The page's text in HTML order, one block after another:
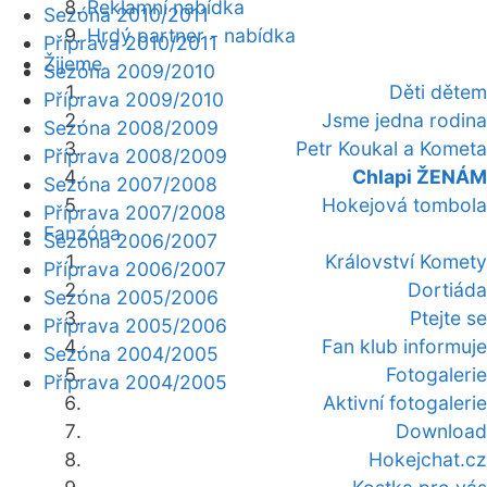
Reklamní nabídka
Hrdý partner - nabídka
Žijeme
Děti dětem
Jsme jedna rodina
Petr Koukal a Kometa
Chlapi ŽENÁM
Hokejová tombola
Fanzóna
Království Komety
Dortiáda
Ptejte se
Fan klub informuje
Fotogalerie
Aktivní fotogalerie
Download
Hokejchat.cz
Sezóna 2010/2011
Příprava 2010/2011
Sezóna 2009/2010
Příprava 2009/2010
Sezóna 2008/2009
Příprava 2008/2009
Sezóna 2007/2008
Příprava 2007/2008
Sezóna 2006/2007
Příprava 2006/2007
Sezóna 2005/2006
Příprava 2005/2006
Sezóna 2004/2005
Příprava 2004/2005